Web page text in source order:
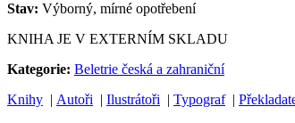
Stav: Výborný, mírné opotřebení
KNIHA JE V EXTERNÍM SKLADU
Kategorie: Beletrie česká a zahraniční
Knihy | Autoři | Ilustrátoři | Typograf|